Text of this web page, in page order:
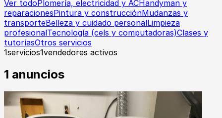
Ver todoPlomería, electricidad y ACHandyman y
reparacionesPintura y construcciónMudanzas y
transporteBelleza y cuidado personalLimpieza
profesionalTecnología (cels y computadoras)Clases y
tutoríasOtros servicios
1servicios1vendedores activos
1 anuncios